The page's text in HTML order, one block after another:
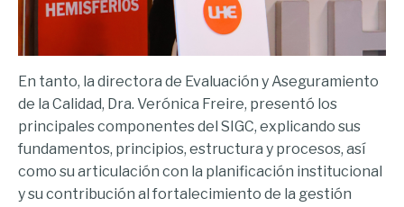
En tanto, la directora de Evaluación y Aseguramiento
de la Calidad, Dra. Verónica Freire, presentó los
principales componentes del SIGC, explicando sus
fundamentos, principios, estructura y procesos, así
como su articulación con la planificación institucional
y su contribución al fortalecimiento de la gestión